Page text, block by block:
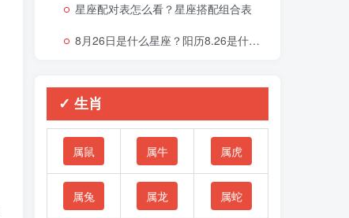
星座配对表怎么看？星座搭配组合表
8月26日是什么星座？阳历8.26是什么星座
✓ 生肖
属鼠 属牛 属虎
属兔 属龙 属蛇